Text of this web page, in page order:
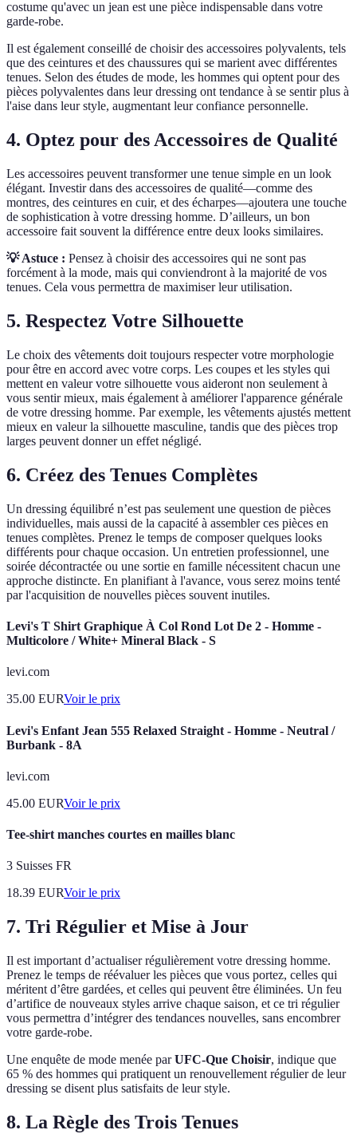
costume qu'avec un jean est une pièce indispensable dans votre
garde-robe.
Il est également conseillé de choisir des accessoires polyvalents, tels
que des ceintures et des chaussures qui se marient avec différentes
tenues. Selon des études de mode, les hommes qui optent pour des
pièces polyvalentes dans leur dressing ont tendance à se sentir plus à
l'aise dans leur style, augmentant leur confiance personnelle.
4. Optez pour des Accessoires de Qualité
Les accessoires peuvent transformer une tenue simple en un look
élégant. Investir dans des accessoires de qualité—comme des
montres, des ceintures en cuir, et des écharpes—ajoutera une touche
de sophistication à votre dressing homme. D’ailleurs, un bon
accessoire fait souvent la différence entre deux looks similaires.
💡 Astuce : Pensez à choisir des accessoires qui ne sont pas
forcément à la mode, mais qui conviendront à la majorité de vos
tenues. Cela vous permettra de maximiser leur utilisation.
5. Respectez Votre Silhouette
Le choix des vêtements doit toujours respecter votre morphologie
pour être en accord avec votre corps. Les coupes et les styles qui
mettent en valeur votre silhouette vous aideront non seulement à
vous sentir mieux, mais également à améliorer l'apparence générale
de votre dressing homme. Par exemple, les vêtements ajustés mettent
mieux en valeur la silhouette masculine, tandis que des pièces trop
larges peuvent donner un effet négligé.
6. Créez des Tenues Complètes
Un dressing équilibré n’est pas seulement une question de pièces
individuelles, mais aussi de la capacité à assembler ces pièces en
tenues complètes. Prenez le temps de composer quelques looks
différents pour chaque occasion. Un entretien professionnel, une
soirée décontractée ou une sortie en famille nécessitent chacun une
approche distincte. En planifiant à l'avance, vous serez moins tenté
par l'acquisition de nouvelles pièces souvent inutiles.
Levi's T Shirt Graphique À Col Rond Lot De 2 - Homme -
Multicolore / White+ Mineral Black - S
levi.com
35.00 EURVoir le prix
Levi's Enfant Jean 555 Relaxed Straight - Homme - Neutral /
Burbank - 8A
levi.com
45.00 EURVoir le prix
Tee-shirt manches courtes en mailles blanc
3 Suisses FR
18.39 EURVoir le prix
7. Tri Régulier et Mise à Jour
Il est important d’actualiser régulièrement votre dressing homme.
Prenez le temps de réévaluer les pièces que vous portez, celles qui
méritent d’être gardées, et celles qui peuvent être éliminées. Un feu
d’artifice de nouveaux styles arrive chaque saison, et ce tri régulier
vous permettra d’intégrer des tendances nouvelles, sans encombrer
votre garde-robe.
Une enquête de mode menée parUFC-Que Choisir, indique que
65 % des hommes qui pratiquent un renouvellement régulier de leur
dressing se disent plus satisfaits de leur style.
8. La Règle des Trois Tenues